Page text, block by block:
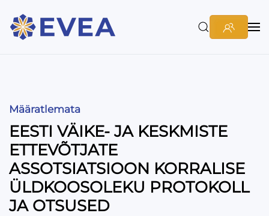
Määratlemata
EESTI VÄIKE- JA KESKMISTE
ETTEVÕTJATE
ASSOTSIATSIOON KORRALISE
ÜLDKOOSOLEKU PROTOKOLL
JA OTSUSED